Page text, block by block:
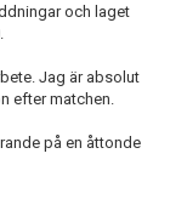
och laget
Jag är absolut
efter matchen.
på en åttonde